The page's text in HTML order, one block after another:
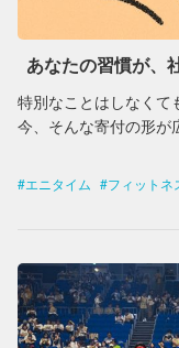
あなたの習慣が、
特別なことはしなくて
今、そんな寄付の形が
エニタイム フィットネ